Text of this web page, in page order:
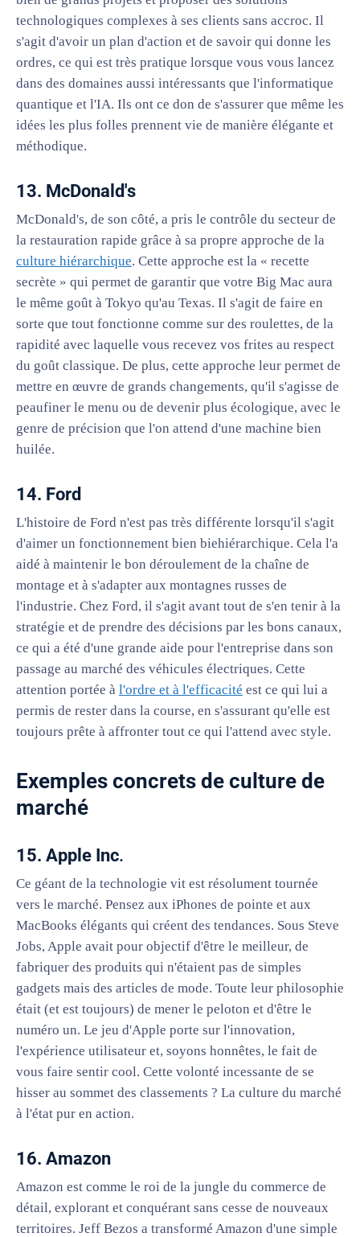
technologiques complexes à ses clients sans accroc. Il
s'agit d'avoir un plan d'action et de savoir qui donne les
ordres, ce qui est très pratique lorsque vous vous lancez
dans des domaines aussi intéressants que l'informatique
quantique et l'IA. Ils ont ce don de s'assurer que même les
idées les plus folles prennent vie de manière élégante et
méthodique.
13. McDonald's
McDonald's, de son côté, a pris le contrôle du secteur de
la restauration rapide grâce à sa propre approche de la
culture hiérarchique. Cette approche est la « recette
secrète » qui permet de garantir que votre Big Mac aura
le même goût à Tokyo qu'au Texas. Il s'agit de faire en
sorte que tout fonctionne comme sur des roulettes, de la
rapidité avec laquelle vous recevez vos frites au respect
du goût classique. De plus, cette approche leur permet de
mettre en œuvre de grands changements, qu'il s'agisse de
peaufiner le menu ou de devenir plus écologique, avec le
genre de précision que l'on attend d'une machine bien
huilée.
14. Ford
L'histoire de Ford n'est pas très différente lorsqu'il s'agit
d'aimer un fonctionnement bien biehiérarchique. Cela l'a
aidé à maintenir le bon déroulement de la chaîne de
montage et à s'adapter aux montagnes russes de
l'industrie. Chez Ford, il s'agit avant tout de s'en tenir à la
stratégie et de prendre des décisions par les bons canaux,
ce qui a été d'une grande aide pour l'entreprise dans son
passage au marché des véhicules électriques. Cette
attention portée à l'ordre et à l'efficacité est ce qui lui a
permis de rester dans la course, en s'assurant qu'elle est
toujours prête à affronter tout ce qui l'attend avec style.
Exemples concrets de culture de
marché
15. Apple Inc.
Ce géant de la technologie vit est résolument tournée
vers le marché. Pensez aux iPhones de pointe et aux
MacBooks élégants qui créent des tendances. Sous Steve
Jobs, Apple avait pour objectif d'être le meilleur, de
fabriquer des produits qui n'étaient pas de simples
gadgets mais des articles de mode. Toute leur philosophie
était (et est toujours) de mener le peloton et d'être le
numéro un. Le jeu d'Apple porte sur l'innovation,
l'expérience utilisateur et, soyons honnêtes, le fait de
vous faire sentir cool. Cette volonté incessante de se
hisser au sommet des classements ? La culture du marché
à l'état pur en action.
16. Amazon
Amazon est comme le roi de la jungle du commerce de
détail, explorant et conquérant sans cesse de nouveaux
territoires. Jeff Bezos a transformé Amazon d'une simple